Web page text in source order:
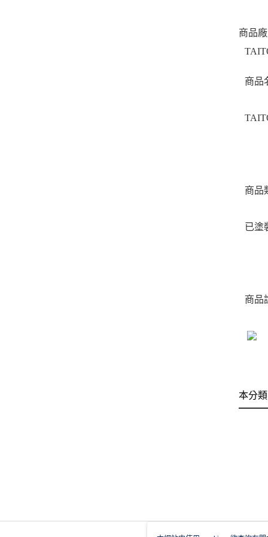
商品
商品
商品
已塗
商品
本分